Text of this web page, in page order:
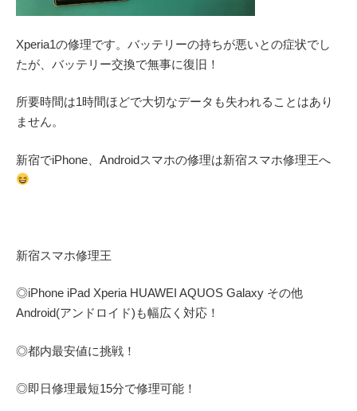
Xperia1の修理です。バッテリーの持ちが悪いとの症状でし
たが、バッテリー交換で無事に復旧！
所要時間は1時間ほどで大切なデータも失われることはあり
ません。
新宿でiPhone、Androidスマホの修理は新宿スマホ修理王へ
新宿スマホ修理王
◎iPhone iPad Xperia HUAWEI AQUOS Galaxy その他
Android(アンドロイド) も幅広く対応！
◎都内最安値に挑戦！
◎即日修理最短15分で修理可能！